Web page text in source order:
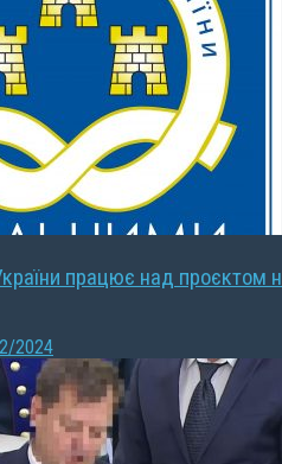
працює над проєктом
2024